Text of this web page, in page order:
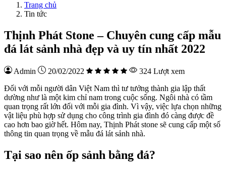
Trang chủ
Tin tức
Thịnh Phát Stone – Chuyên cung cấp mẫu
đá lát sảnh nhà đẹp và uy tín nhất 2022
Admin 20/02/2022
324 Lượt xem
Đối với mỗi người dân Việt Nam thì tư tưởng thành gia lập thất
dường như là một kim chỉ nam trong cuộc sống. Ngôi nhà có tầm
quan trọng rất lớn đối với mỗi gia đình. Vì vậy, việc lựa chọn những
vật liệu phù hợp sử dụng cho công trình gia đình đó càng được đề
cao hơn bao giờ hết. Hôm nay, Thịnh Phát stone sẽ cung cấp một số
thông tin quan trọng về mẫu đá lát sảnh nhà.
Tại sao nên ốp sảnh bằng đá?